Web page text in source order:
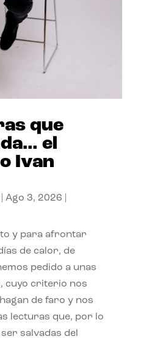
que
el
Ivan
Ago 3, 2026
y para afrontar
de calor, de
pedido a unas
cuyo criterio nos
de faro y nos
lecturas que, por lo
salvadas del